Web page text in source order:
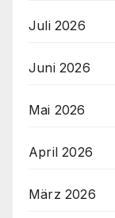
Juli 2026
Juni 2026
Mai 2026
April 2026
März 2026